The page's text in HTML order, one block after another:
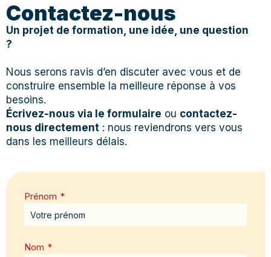
Contactez-nous
Un projet de formation, une idée, une question
?
Nous serons ravis d’en discuter avec vous et de
construire ensemble la meilleure réponse à vos
besoins.
Écrivez-nous via le formulaire ou contactez-
nous directement : nous reviendrons vers vous
dans les meilleurs délais.
Prénom *
Nom *